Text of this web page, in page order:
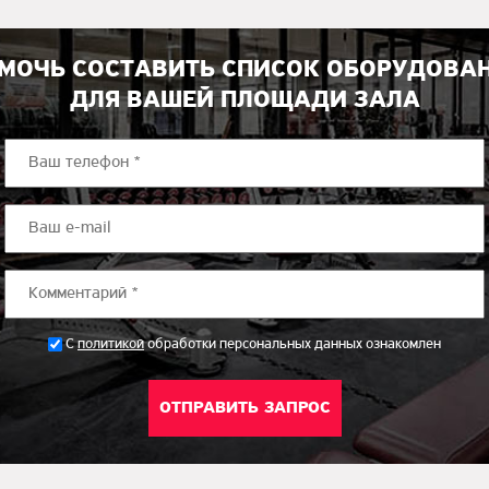
СОСТАВИТЬ СПИСОК
ДЛЯ ВАШЕЙ ПЛОЩАДИ ЗАЛА
* Сполитикойобработки персональных данных ознакомлен